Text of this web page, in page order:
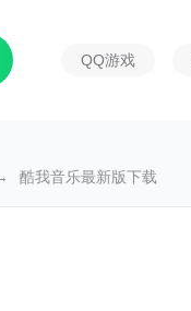
QQ游戏
酷我音乐最新版下载